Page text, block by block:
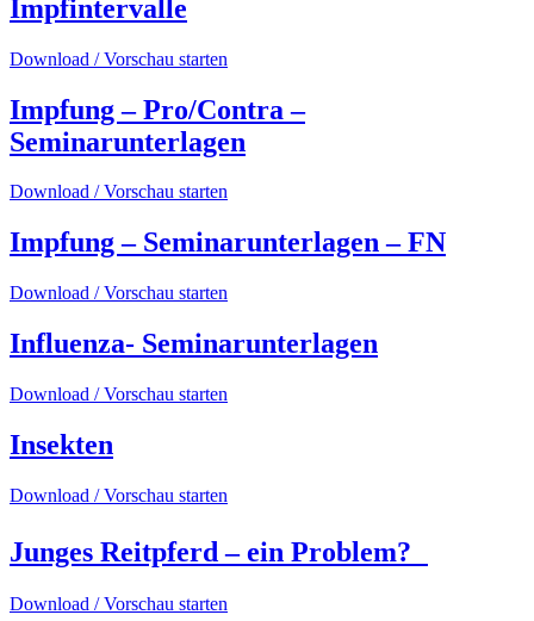
Impfintervalle
Download / Vorschau starten
Impfung – Pro/Contra –
Seminarunterlagen
Download / Vorschau starten
Impfung – Seminarunterlagen – FN
Download / Vorschau starten
Influenza- Seminarunterlagen
Download / Vorschau starten
Insekten
Download / Vorschau starten
Junges Reitpferd – ein Problem?
Download / Vorschau starten